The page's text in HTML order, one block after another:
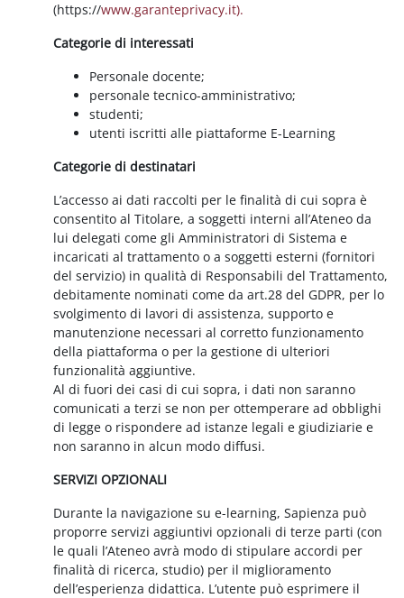
(https://www.garanteprivacy.it).
Categorie di interessati
Personale docente;
personale tecnico-amministrativo;
studenti;
utenti iscritti alle piattaforme E-Learning
Categorie di destinatari
L’accesso ai dati raccolti per le finalità di cui sopra è
consentito al Titolare, a soggetti interni all’Ateneo da
lui delegati come gli Amministratori di Sistema e
incaricati al trattamento o a soggetti esterni (fornitori
del servizio) in qualità di Responsabili del Trattamento,
debitamente nominati come da art.28 del GDPR, per lo
svolgimento di lavori di assistenza, supporto e
manutenzione necessari al corretto funzionamento
della piattaforma o per la gestione di ulteriori
funzionalità aggiuntive.
Al di fuori dei casi di cui sopra, i dati non saranno
comunicati a terzi se non per ottemperare ad obblighi
di legge o rispondere ad istanze legali e giudiziarie e
non saranno in alcun modo diffusi.
SERVIZI OPZIONALI
Durante la navigazione su e-learning, Sapienza può
proporre servizi aggiuntivi opzionali di terze parti (con
le quali l’Ateneo avrà modo di stipulare accordi per
finalità di ricerca, studio) per il miglioramento
dell’esperienza didattica. L’utente può esprimere il